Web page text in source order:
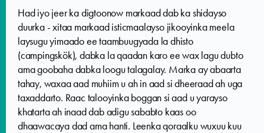
Had iyo jeer ka digtoonow markaad dab ka shidayso
duurka - xitaa markaad isticmaalayso jikooyinka meela
laysugu yimaado ee taambuugyada la dhisto
(campingskök), dabka la qaadan karo ee wax lagu dubto
ama goobaha dabka loogu talagalay. Marka ay abaarta
tahay, waxaa aad muhiim u ah in aad si dheeraad ah uga
taxaddarto. Raac talooyinka boggan si aad u yarayso
khatarta ah inaad dab adigu sababto kaas oo
dhaawacaya dad ama hanti. Leenka qoraalku wuxuu kuu